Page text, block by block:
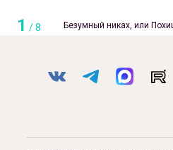
1 /8 Безумный никах, или